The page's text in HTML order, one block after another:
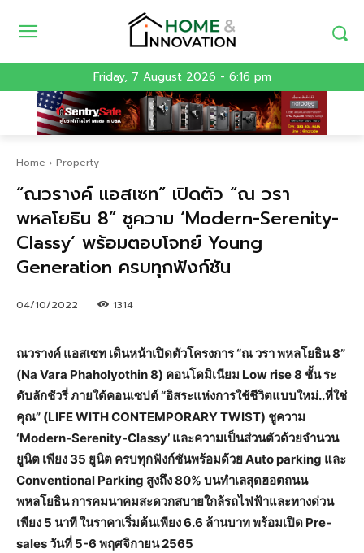
Friday, 7 August 2026 - 6:16 pm
Home Property
“ณวรางค์ แอสเซท” เปิดตัว “ณ วรา
พหลโยธิน 8” ชูความ ‘Modern-Serenity-
Classy’ พร้อมตอบโจทย์ Young
Generation ครบทุกฟังก์ชัน
04/10/2022 1314
ณวรางค์ แอสเซท เดินหน้าเปิดตัวโครงการ “ณ วรา พหลโยธิน 8”
(Na Vara Phaholyothin 8) คอนโดมิเนียม Low rise 8 ชั้น ระ
ดับลักชัวรี่ ภายใต้คอนเซปต์ “อิสระแห่งการใช้ชีวิตแบบใหม่..ที่ใช่
คุณ” (LIFE WITH CONTEMPORARY TWIST) ชูความ
‘Modern-Serenity-Classy’ และความเป็นส่วนตัวด้วยจำนวน
ยูนิต เพียง 35 ยูนิต ครบทุกฟังก์ชันพร้อมด้วย Auto parking และ
Conventional Parking สูงถึง 80% บนทำเลสุดฮอตถนน
พหลโยธิน การคมนาคมสะดวกสบายใกล้รถไฟฟ้าและทางด่วน
เพียง 5 นาที ในราคาเริ่มต้นเพียง 6.6 ล้านบาท พร้อมเปิด Pre-
sales วันที่ 5-6 พฤศจิกายน 2565